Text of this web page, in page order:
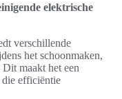
elektrische
verschillende
het schoonmaken,
maakt het een
die efficiëntie